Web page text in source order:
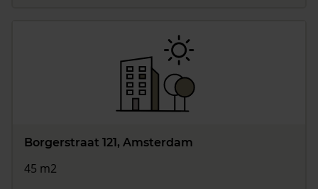
Borgerstraat 121, Amsterdam
45 m2